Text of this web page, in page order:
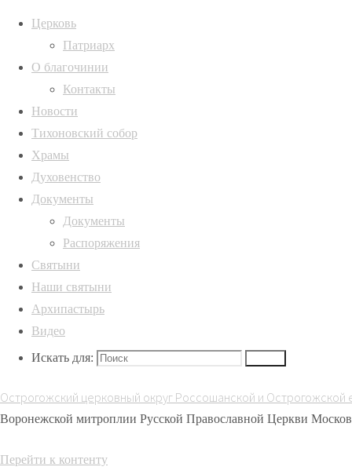
Церковь
Патриарх
О благочинии
Контакты
Новости
Тихоновский собор
Храмы
Духовенство
Документы
Документы
Распоряжения
Святыни
Наши святыни
Архипастырь
Видео
Искать для:
Острогожский церковный округ Россошанской и Острогожской
Воронежской митроплии Русской Православной Церкви
Перейти к контенту
Россошанский и
Острогожский
Дионисий
встретился с
епархии
kmus9jdoj2wqa7toxr723rd79372rrus
Россошанский и
епархии